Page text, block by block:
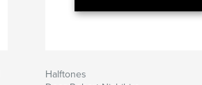
Halftones